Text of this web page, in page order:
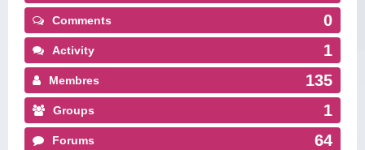
Comments 0
Activity 1
Membres 135
Groups 1
Forums 64